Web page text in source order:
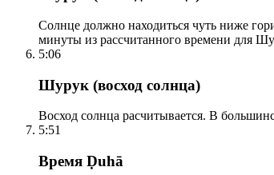
Солнце должно находиться чуть ниже
минуты из рассчитанного времени для
5:06
Шурук (восход солнца)
Восход солнца расчитывается. В
5:51
Время Ḍuhā